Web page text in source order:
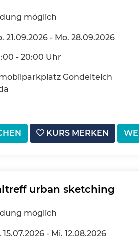
möglich
21.09.2026 - Mo. 28.09.2026
- 20:00 Uhr
Gondelteich
KURS MERKEN
urban sketching
möglich
15.07.2026 - Mi. 12.08.2026